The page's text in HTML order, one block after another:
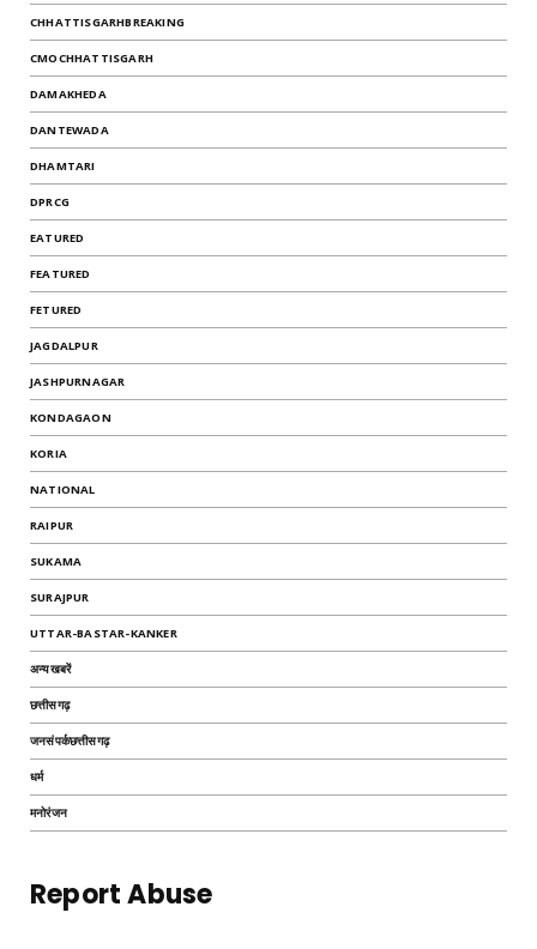
CHHATTISGARHBREAKING
CMOCHHATTISGARH
DAMAKHEDA
DANTEWADA
DHAMTARI
DPRCG
EATURED
FEATURED
FETURED
JAGDALPUR
JASHPURNAGAR
KONDAGAON
KORIA
NATIONAL
RAIPUR
SUKAMA
SURAJPUR
UTTAR-BASTAR-KANKER
अन्यखबरें
छत्तीसगढ़
जनसंपर्कछत्तीसगढ़
धर्म
मनोरंजन
Report Abuse